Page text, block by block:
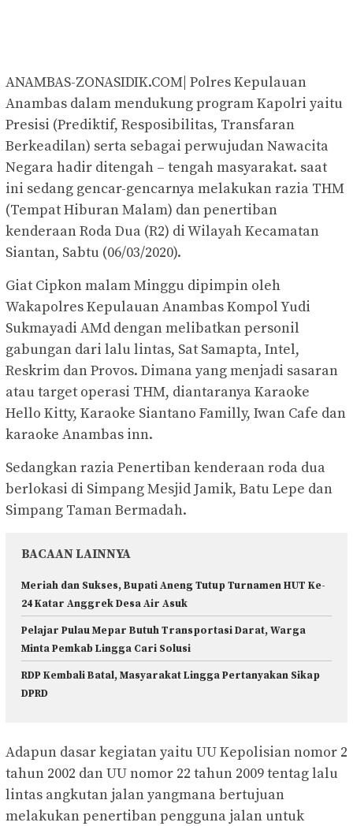
ANAMBAS-ZONASIDIK.COM| Polres Kepulauan
Anambas dalam mendukung program Kapolri yaitu
Presisi (Prediktif, Resposibilitas, Transfaran
Berkeadilan) serta sebagai perwujudan Nawacita
Negara hadir ditengah – tengah masyarakat. saat
ini sedang gencar-gencarnya melakukan razia THM
(Tempat Hiburan Malam) dan penertiban
kenderaan Roda Dua (R2) di Wilayah Kecamatan
Siantan, Sabtu (06/03/2020).
Giat Cipkon malam Minggu dipimpin oleh
Wakapolres Kepulauan Anambas Kompol Yudi
Sukmayadi AMd dengan melibatkan personil
gabungan dari lalu lintas, Sat Samapta, Intel,
Reskrim dan Provos. Dimana yang menjadi sasaran
atau target operasi THM, diantaranya Karaoke
Hello Kitty, Karaoke Siantano Familly, Iwan Cafe dan
karaoke Anambas inn.
Sedangkan razia Penertiban kenderaan roda dua
berlokasi di Simpang Mesjid Jamik, Batu Lepe dan
Simpang Taman Bermadah.
BACAAN LAINNYA
Meriah dan Sukses, Bupati Aneng Tutup Turnamen HUT Ke-
24 Katar Anggrek Desa Air Asuk
Pelajar Pulau Mepar Butuh Transportasi Darat, Warga
Minta Pemkab Lingga Cari Solusi
RDP Kembali Batal, Masyarakat Lingga Pertanyakan Sikap
DPRD
Adapun dasar kegiatan yaitu UU Kepolisian nomor 2
tahun 2002 dan UU nomor 22 tahun 2009 tentag lalu
lintas angkutan jalan yangmana bertujuan
melakukan penertiban pengguna jalan untuk